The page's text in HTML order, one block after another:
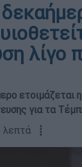
λίγο
για τα
λεπτά ┋